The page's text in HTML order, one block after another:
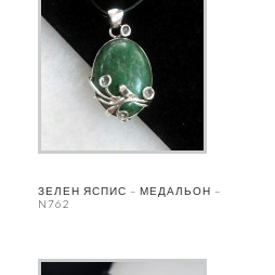
ЗЕЛЕН ЯСПИС – МЕДАЛЬОН –
N762